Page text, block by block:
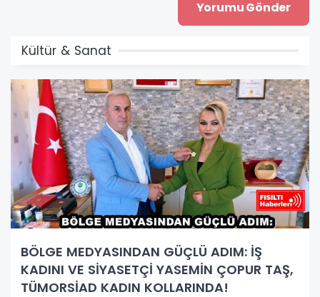
Kültür & Sanat
BÖLGE MEDYASINDAN GÜÇLÜ ADIM: İŞ
KADINI VE SİYASETÇİ YASEMİN ÇOPUR TAŞ,
TÜMORSİAD KADIN KOLLARINDA!